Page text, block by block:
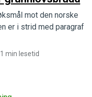
mot den norske
er i strid med paragraf
1 min lesetid